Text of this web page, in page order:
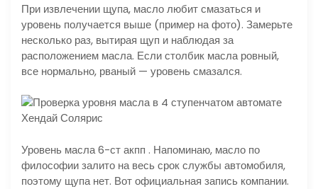
При извлечении щупа, масло любит смазаться и
уровень получается выше (пример на фото). Замерьте
несколько раз, вытирая щуп и наблюдая за
расположением масла. Если столбик масла ровный,
все нормально, рваный — уровень смазался.
Уровень масла 6-ст акпп . Напоминаю, масло по
философии залито на весь срок службы автомобиля,
поэтому щупа нет. Вот официальная запись компании.